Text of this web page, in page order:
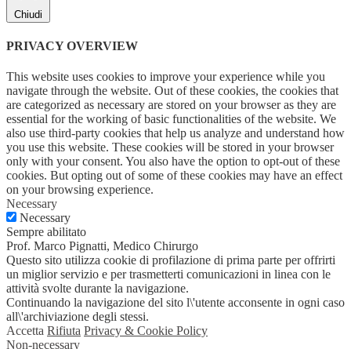
Chiudi
PRIVACY OVERVIEW
This website uses cookies to improve your experience while you
navigate through the website. Out of these cookies, the cookies that
are categorized as necessary are stored on your browser as they are
essential for the working of basic functionalities of the website. We
also use third-party cookies that help us analyze and understand how
you use this website. These cookies will be stored in your browser
only with your consent. You also have the option to opt-out of these
cookies. But opting out of some of these cookies may have an effect
on your browsing experience.
Necessary
Necessary
Sempre abilitato
Prof. Marco Pignatti, Medico Chirurgo
Questo sito utilizza cookie di profilazione di prima parte per offrirti
un miglior servizio e per trasmetterti comunicazioni in linea con le
attività svolte durante la navigazione.
Continuando la navigazione del sito l\'utente acconsente in ogni caso
all\'archiviazione degli stessi.
Accetta Rifiuta Privacy & Cookie Policy
Non-necessary